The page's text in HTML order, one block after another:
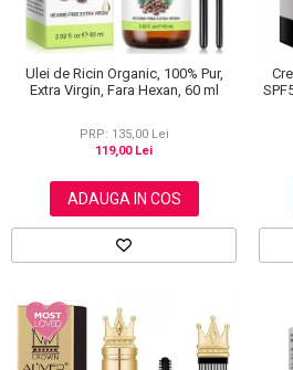
Ulei de Ricin Organic, 100% Pur,
Extra Virgin, Fara Hexan, 60 ml
PRP: 135,00 Lei
119,00 Lei
ADAUGA IN COS